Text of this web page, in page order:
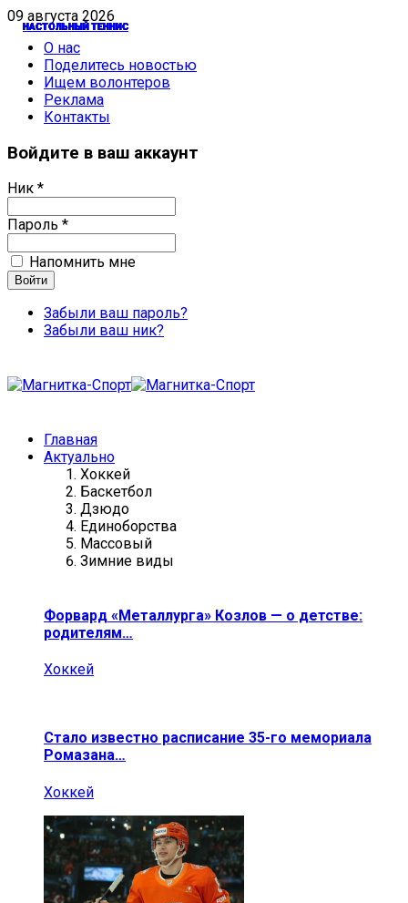
09 августа 2026
О нас
Поделитесь новостью
Ищем волонтеров
Реклама
Контакты
Войдите в ваш аккаунт
Ник *
Пароль *
Напомнить мне
Забыли ваш пароль?
Забыли ваш ник?
Главная
Актуально
Хоккей
Баскетбол
Дзюдо
Единоборства
Массовый
Зимние виды
Форвард «Металлурга» Козлов — о детстве:
родителям…
Хоккей
Стало известно расписание 35-го мемориала
Ромазана…
Хоккей
НАСТОЛЬНЫЙ ТЕННИС
НАСТОЛЬНЫЙ ТЕННИС
НАСТОЛЬНЫЙ ТЕННИС
НАСТОЛЬНЫЙ ТЕННИС
НАСТОЛЬНЫЙ ТЕННИС
НАСТОЛЬНЫЙ ТЕННИС
НАСТОЛЬНЫЙ ТЕННИС
НАСТОЛЬНЫЙ ТЕННИС
НАСТОЛЬНЫЙ ТЕННИС
НАСТОЛЬНЫЙ ТЕННИС
НАСТОЛЬНЫЙ ТЕННИС
НАСТОЛЬНЫЙ ТЕННИС
НАСТОЛЬНЫЙ ТЕННИС
НАСТОЛЬНЫЙ ТЕННИС